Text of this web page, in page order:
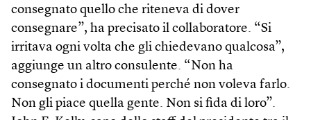
consegnato quello che riteneva di dover
consegnare”, ha precisato il collaboratore. “Si
irritava ogni volta che gli chiedevano qualcosa”,
aggiunge un altro consulente. “Non ha
consegnato i documenti perché non voleva farlo.
Non gli piace quella gente. Non si fida di loro”.